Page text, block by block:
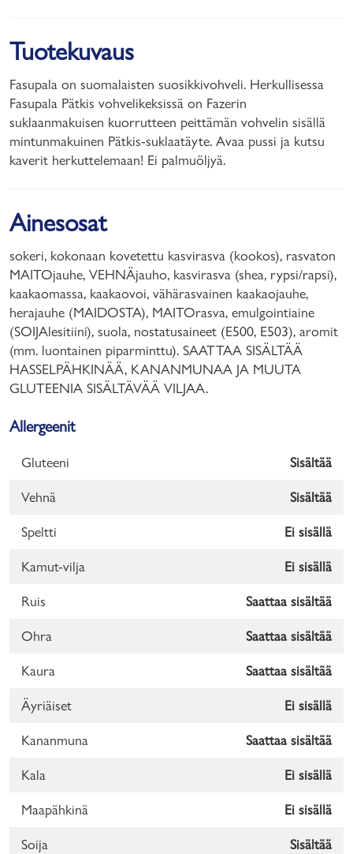
Tuotekuvaus
Fasupala on suomalaisten suosikkivohveli. Herkullisessa
Fasupala Pätkis vohvelikeksissä on Fazerin
suklaanmakuisen kuorrutteen peittämän vohvelin sisällä
mintunmakuinen Pätkis-suklaatäyte. Avaa pussi ja kutsu
kaverit herkuttelemaan! Ei palmuöljyä.
Ainesosat
sokeri, kokonaan kovetettu kasvirasva (kookos), rasvaton
MAITOjauhe, VEHNÄjauho, kasvirasva (shea, rypsi/rapsi),
kaakaomassa, kaakaovoi, vähärasvainen kaakaojauhe,
herajauhe (MAIDOSTA), MAITOrasva, emulgointiaine
(SOIJAlesitiini), suola, nostatusaineet (E500, E503), aromit
(mm. luontainen piparminttu). SAATTAA SISÄLTÄÄ
HASSELPÄHKINÄÄ, KANANMUNAA JA MUUTA
GLUTEENIA SISÄLTÄVÄÄ VILJAA.
Allergeenit
Gluteeni Sisältää
Vehnä Sisältää
Speltti Ei sisällä
Kamut-vilja Ei sisällä
Ruis Saattaa sisältää
Ohra Saattaa sisältää
Kaura Saattaa sisältää
Äyriäiset Ei sisällä
Kananmuna Saattaa sisältää
Kala Ei sisällä
Maapähkinä Ei sisällä
Soija Sisältää